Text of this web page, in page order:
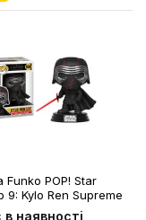
Funko POP! Star
9: Kylo Ren Supreme
наявності